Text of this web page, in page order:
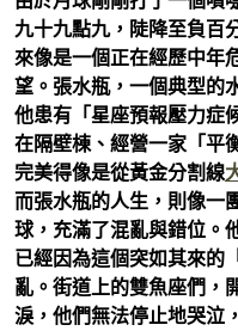
九十九點九，陡降至負百
來像是一個正在經歷中年
望。張水瓶，一個典型的
他患有「星座預報壓力症
在隔壁棟、經營一家「平
完美得像是從黃金分割線
而張水瓶的人生，則像一
球，充滿了混亂與錯位。
已經因為這個突如其來的
亂。街道上的雙魚座們，
淚，他們無法停止地哭泣